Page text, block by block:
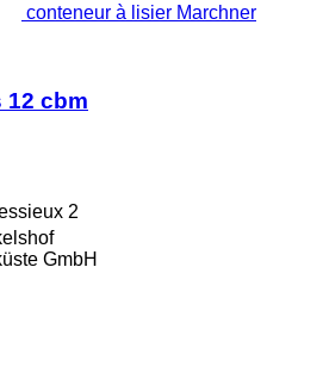
conteneur à lisier Marchner
12 cbm
2
GmbH